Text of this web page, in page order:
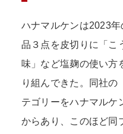
ハナマルケンは2023
品３点を皮切りに「こ
味」など塩麹の使い方
り組んできた。同社の
テゴリーをハナマルケ
からあり、このほど同